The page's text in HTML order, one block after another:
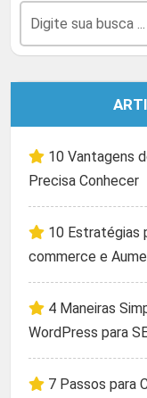
10 Vantagens
Precisa Conhecer
10 Estratégias
commerce e
4 Maneiras
WordPress para
7 Passos para